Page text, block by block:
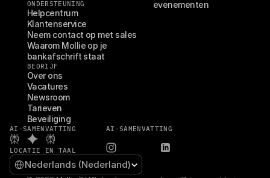
ONDERSTEUNING
Helpcentrum
Klantenservice
Neem contact op met sales
Waarom Mollie op je
bankafschrift staat
BEDRIJF
Over ons
Vacatures
Newsroom
Tarieven
Beveiliging
evenementen
AI-SAMENVATTING AI-SAMENVATTING
LOCATIE EN TAAL
Select Language
Nederlands (Nederland)